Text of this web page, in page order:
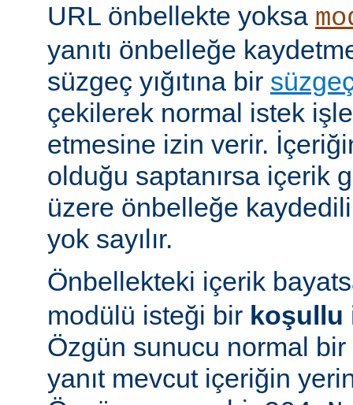
URL önbellekte yoksa
yanıtı önbelleğe
süzgeç yığıtına bir
çekilerek normal istek
etmesine izin verir.
olduğu saptanırsa içerik
üzere önbelleğe
yok sayılır.
Önbellekteki içerik
modülü isteği bir koşullu
Özgün sunucu normal bir
yanıt mevcut içeriğin